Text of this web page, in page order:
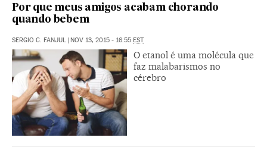
Por que meus amigos acabam chorando
quando bebem
SERGIO C. FANJUL NOV 13, 2015 - 16:55 EST
O etanol é uma molécula que
faz malabarismos no
cérebro